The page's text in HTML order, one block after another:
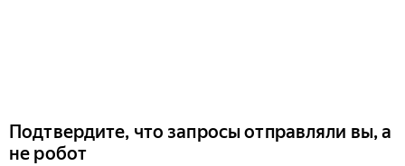
Подтвердите, что запросы отправляли вы, а
не робот